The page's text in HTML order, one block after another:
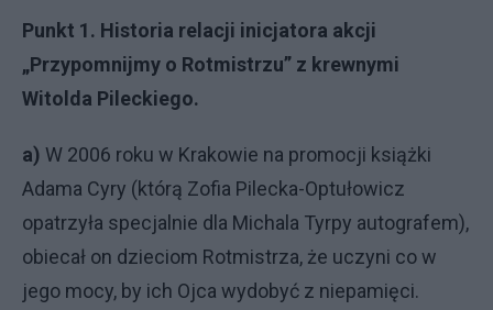
Punkt 1. Historia relacji inicjatora akcji
„Przypomnijmy o Rotmistrzu” z krewnymi
Witolda Pileckiego.
a) W 2006 roku w Krakowie na promocji książki
Adama Cyry (którą Zofia Pilecka-Optułowicz
opatrzyła specjalnie dla Michala Tyrpy autografem),
obiecał on dzieciom Rotmistrza, że uczyni co w
jego mocy, by ich Ojca wydobyć z niepamięci.